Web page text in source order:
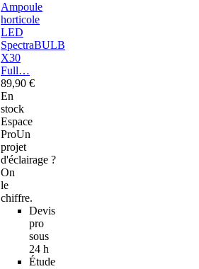
Ampoule
horticole
LED
SpectraBULB
X30
Full…
89,90 €
En
stock
Espace
ProUn
projet
d'éclairage ?
On
le
chiffre.
Devis
pro
sous
24 h
Étude